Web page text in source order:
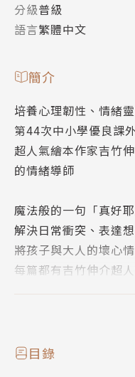
分級普級
語言繁體中文
簡介
培養心理韌性、情緒
第44次中小學優良課
超人氣繪本作家吉竹
的情緒導師
魔法般的一句「真好
解決日常衝突、表達
將孩子與大人的壞心
每篇都有吉竹伸介超
「鼻孔」是不是很像
比起當「英雄」，我
掉牙齒的時候，同樣
目錄